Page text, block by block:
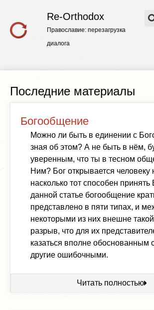
Re-Orthodox
Православие: перезагрузка
диалога
Последние материалы
Богообщение
Можно ли быть в единении с
зная об этом? А не быть в нëм,
уверенным, что ты в тесном
Ним? Бог открывается человеку
насколько тот способен принять
данной статье богообщение
представлено в пяти типах, и
некоторыми из них внешне
разрыв, что для их
казаться вполне обоснованным
другие ошибочными.
Читать полностью